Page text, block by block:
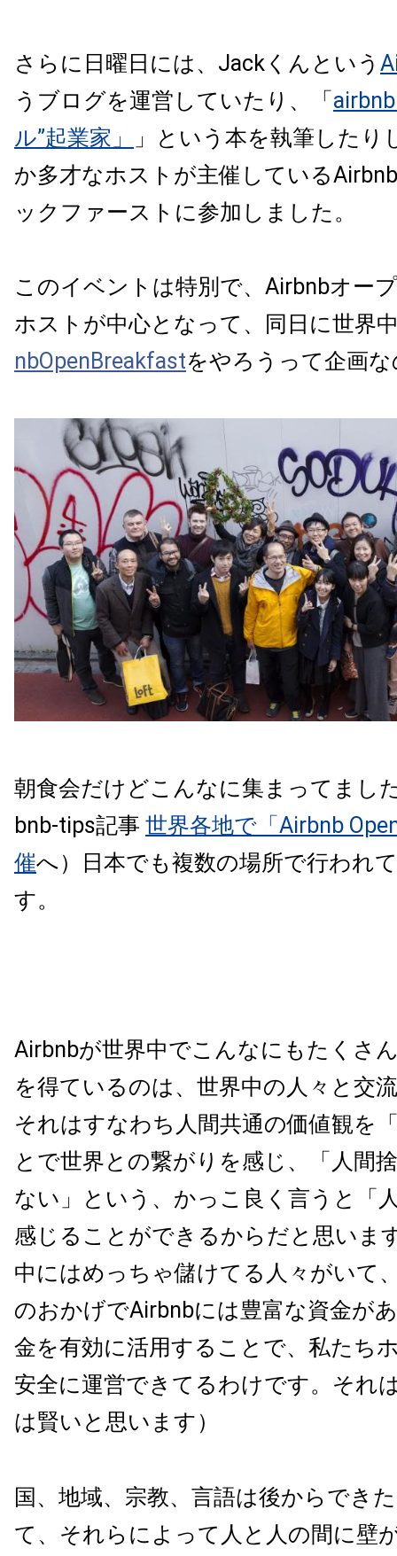
さらに日曜日には、Jackくんという
うブログを運営していたり、「
ル”起業家」
」という本を執筆したり
か多才なホストが主催している
ックファーストに参加しました。
このイベントは特別で、Airbnbオー
ホストが中心となって、同日に世界
nbOpenBreakfast‬をやろうって企画
朝食会だけどこんなに集まってまし
bnb-tips記事 世界各地で「Airbnb
催へ）日本でも複数の場所で行われ
す。
Airbnbが世界中でこんなにもたくさ
を得ているのは、世界中の人々と交
それはすなわち人間共通の価値観を
とで世界との繋がりを感じ、「人間
ない」という、かっこ良く言うと「
感じることができるからだと思いま
中にはめっちゃ儲けてる人々がいて
のおかげでAirbnbには豊富な資金が
金を有効に活用することで、私たち
安全に運営できてるわけです。それ
は賢いと思います）
国、地域、宗教、言語は後からでき
て、それらによって人と人の間に壁